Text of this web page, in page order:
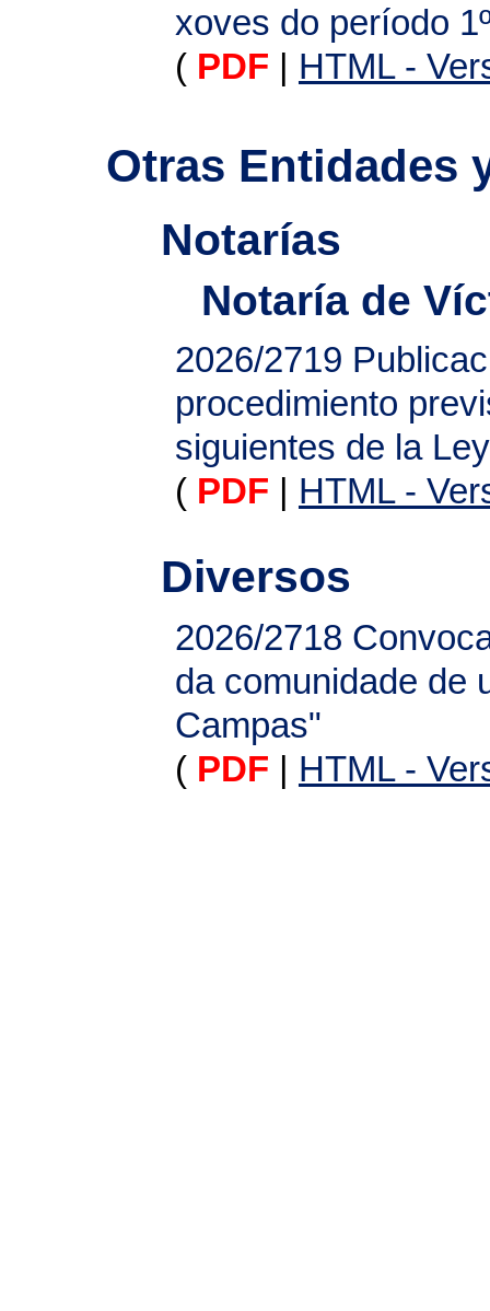
xoves do período
( PDF HTML -
Otras Entidades
Notarías
Notaría de
2026/2719
procedimiento
siguientes de la
( PDF HTML -
Diversos
2026/2718
da comunidade de
Campas"
( PDF | HTML -